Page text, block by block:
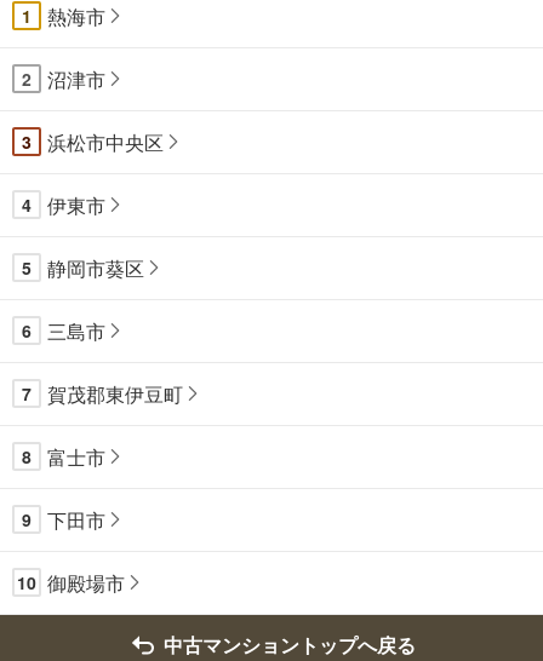
1 熱海市
2 沼津市
3 浜松市中央区
4 伊東市
5 静岡市葵区
6 三島市
7 賀茂郡東伊豆町
8 富士市
9 下田市
10 御殿場市
中古マンショントップへ戻る